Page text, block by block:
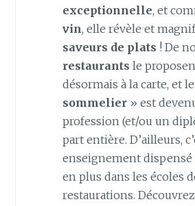
exceptionnelle, et
vin, elle révèle et
saveurs de plats ! De
restaurants le
désormais à la carte, et
sommelier» est
profession (et/ou un
part entière. D’ailleurs,
enseignement dispensé
en plus dans les écoles
restaurations.